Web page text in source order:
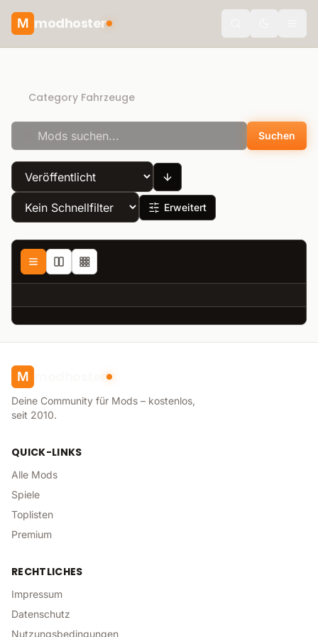
M modhoster
Category Fahrzeuge
Suchen
Erweitert
M
Deine Community für Mods – kostenlos,
seit 2010.
QUICK-LINKS
Alle Mods
Spiele
Toplisten
Premium
RECHTLICHES
Impressum
Datenschutz
Nutzungsbedingungen